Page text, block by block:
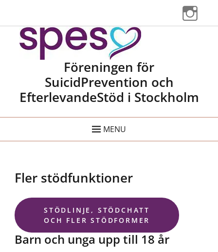
Spes Stockholm
Föreningen för
SuicidPrevention och
EfterlevandeStöd i Stockholm
MENU
Fler stödfunktioner
STÖDLINJE, STÖDCHATT
OCH FLER STÖDFORMER
Barn och unga upp till 18 år